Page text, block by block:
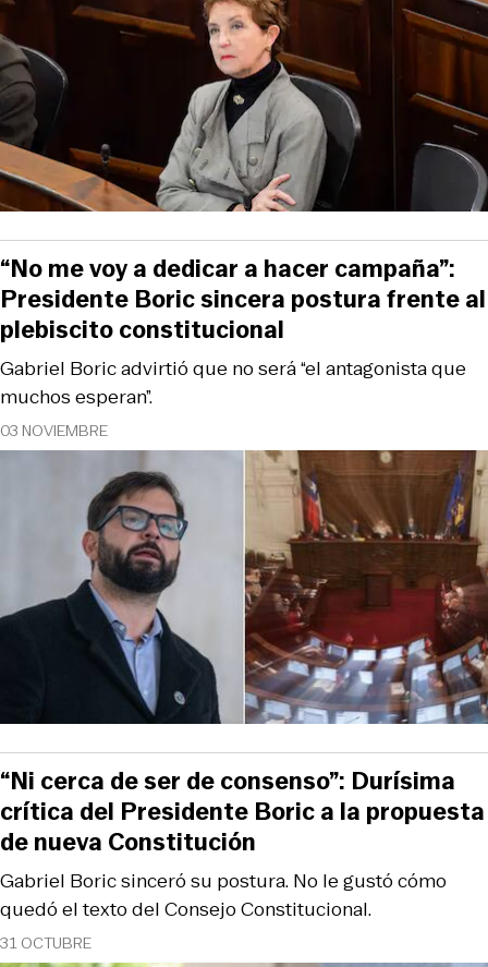
03 NOVIEMBRE
Gabriel Boric advirtió que no será “el antagonista que
muchos esperan”.
“No me voy a dedicar a hacer campaña”:
Presidente Boric sincera postura frente al
plebiscito constitucional
31 OCTUBRE
Gabriel Boric sinceró su postura. No le gustó cómo
quedó el texto del Consejo Constitucional.
“Ni cerca de ser de consenso”: Durísima
crítica del Presidente Boric a la propuesta
de nueva Constitución